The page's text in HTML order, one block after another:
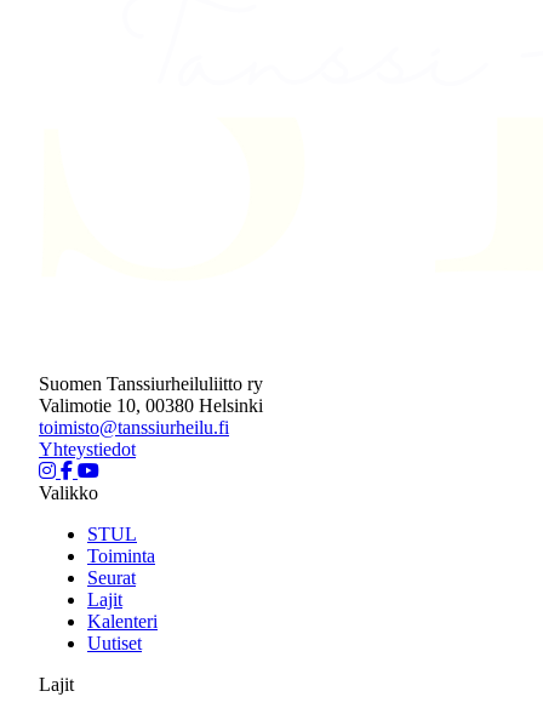
Suomen Tanssiurheiluliitto ry
Valimotie 10, 00380 Helsinki
toimisto@tanssiurheilu.fi
Yhteystiedot
Valikko
STUL
Toiminta
Seurat
Lajit
Kalenteri
Uutiset
Lajit